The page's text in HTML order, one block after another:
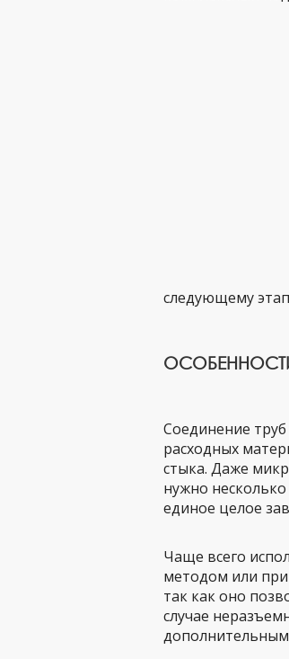
следующему
Соединение
расходных
стыка. Даже
нужно
единое целое
Чаще всего
методом или
так как оно
случае